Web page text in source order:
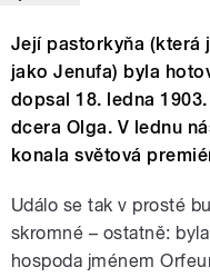
Její pastorkyňa (která
jako Jenufa) byla
dopsal 18. ledna
dcera Olga. V lednu
konala světová
Událo se tak v prosté
skromné – ostatně:
hospoda jménem